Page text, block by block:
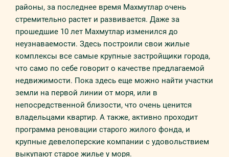
районы, за последнее время Махмутлар очень
стремительно растет и развивается. Даже за
прошедшие 10 лет Махмутлар изменился до
неузнаваемости. Здесь построили свои жилые
комплексы все самые крупные застройщики города,
что само по себе говорит о качестве предлагаемой
недвижимости. Пока здесь еще можно найти участки
земли на первой линии от моря, или в
непосредственной близости, что очень ценится
владельцами квартир. А также, активно проходит
программа реновации старого жилого фонда, и
крупные девелоперские компании с удовольствием
выкупают старое жилье у моря.